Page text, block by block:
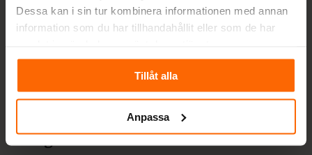
Dessa kan i sin tur kombinera informationen med annan
information som du har tillhandahållit eller som de har
Tillåt alla
Anpassa
Betalningsalternativ
Kategorier Annat